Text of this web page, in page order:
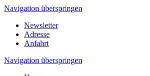
Navigation überspringen
Newsletter
Adresse
Anfahrt
Navigation überspringen